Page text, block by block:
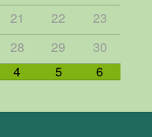
21 22
23
28 29
30
4 5 6